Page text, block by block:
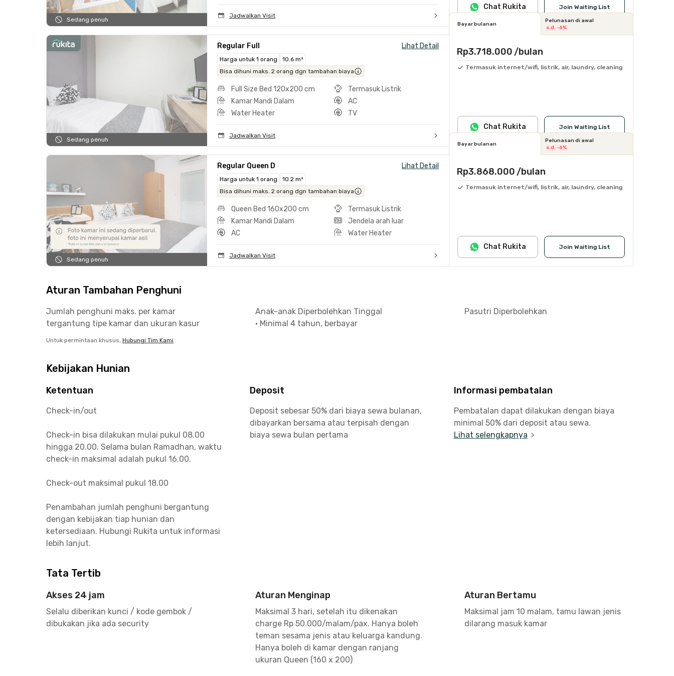
Sedang penuh
Jadwalkan Visit
Join Waiting List
Chat Rukita
Sedang penuh
Regular Full Lihat Detail
Harga untuk 1 orang
10.6 m²
Bisa dihuni maks. 2 orang dgn tambahan biaya
Full Size Bed 120x200 cm
Termasuk Listrik
Kamar Mandi Dalam
AC
Water Heater
TV
Jadwalkan Visit
Bayar bulanan
Pelunasan di awal
s.d. -6%
Rp3.718.000 /bulan
Termasuk internet/wifi, listrik, air, laundry, cleaning
Join Waiting List
Chat Rukita
Sedang penuh
Regular Queen D Lihat Detail
Harga untuk 1 orang
10.2 m²
Bisa dihuni maks. 2 orang dgn tambahan biaya
Queen Bed 160x200 cm
Termasuk Listrik
Kamar Mandi Dalam
Jendela arah luar
AC
Water Heater
Jadwalkan Visit
Bayar bulanan
Pelunasan di awal
s.d. -6%
Rp3.868.000 /bulan
Termasuk internet/wifi, listrik, air, laundry, cleaning
Join Waiting List
Chat Rukita
Aturan Tambahan Penghuni
Jumlah penghuni maks. per kamar
tergantung tipe kamar dan ukuran kasur
Anak-anak Diperbolehkan Tinggal
• Minimal 4 tahun, berbayar
Pasutri Diperbolehkan
Untuk permintaan khusus, Hubungi Tim Kami
Kebijakan Hunian
Ketentuan
Check-in/out
Check-in bisa dilakukan mulai pukul 08.00
hingga 20.00. Selama bulan Ramadhan, waktu
check-in maksimal adalah pukul 16.00.
Check-out maksimal pukul 18.00
Penambahan jumlah penghuni bergantung
dengan kebijakan tiap hunian dan
ketersediaan. Hubungi Rukita untuk informasi
lebih lanjut.
Deposit
Deposit sebesar 50% dari biaya sewa bulanan,
dibayarkan bersama atau terpisah dengan
biaya sewa bulan pertama
Informasi pembatalan
Pembatalan dapat dilakukan dengan biaya
minimal 50% dari deposit atau sewa.
Lihat selengkapnya
Tata Tertib
Akses 24 jam
Selalu diberikan kunci / kode gembok /
dibukakan jika ada security
Aturan Menginap
Maksimal 3 hari, setelah itu dikenakan
charge Rp 50.000/malam/pax. Hanya boleh
teman sesama jenis atau keluarga kandung.
Hanya boleh di kamar dengan ranjang
ukuran Queen (160 x 200)
Aturan Bertamu
Maksimal jam 10 malam, tamu lawan jenis
dilarang masuk kamar